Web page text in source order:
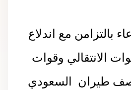
بالتزامن مع اندلاع
الانتقالي وقوات
طيران السعودي